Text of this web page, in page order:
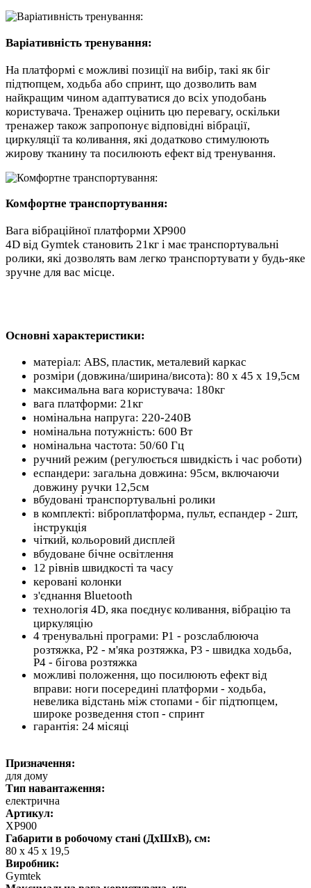
Варіативність тренування:
На платформі є можливі позиції на вибір, такі як біг
підтюпцем, ходьба або спринт, що дозволить вам
найкращим чином адаптуватися до всіх уподобань
користувача. Тренажер оцінить цю перевагу, оскільки
тренажер також запропонує відповідні вібрації,
циркуляції та коливання, які додатково стимулюють
жирову тканину та посилюють ефект від тренування.
Комфортне транспортування:
Вага вібраційної платформи XP900
4D від Gymtek становить 21кг і має транспортувальні
ролики, які дозволять вам легко транспортувати у будь-яке
зручне для вас місце.
Основні характеристики:
матеріал: ABS, пластик, металевий каркас
розміри (довжина/ширина/висота): 80 x 45 x 19,5см
максимальна вага користувача: 180кг
вага платформи: 21кг
номінальна напруга: 220-240В
номінальна потужність: 600 Вт
номінальна частота: 50/60 Гц
ручний режим (регулюється швидкість і час роботи)
еспандери: загальна довжина: 95см, включаючи
довжину ручки 12,5см
вбудовані транспортувальні ролики
в комплекті: віброплатформа, пульт, еспандер - 2шт,
інструкція
чіткий, кольоровий дисплей
вбудоване бічне освітлення
12 рівнів швидкості та часу
керовані колонки
з'єднання Bluetooth
технологія 4D, яка поєднує коливання, вібрацію та
циркуляцію
4 тренувальні програми: P1 - розслаблююча
розтяжка, P2 - м'яка розтяжка, P3 - швидка ходьба,
P4 - бігова розтяжка
можливі положення, що посилюють ефект від
вправи: ноги посередині платформи - ходьба,
невелика відстань між стопами - біг підтюпцем,
широке розведення стоп - спринт
гарантія: 24 місяці
Призначення:
для дому
Тип навантаження:
електрична
Артикул:
ХP900
Габарити в робочому стані (ДхШхВ), см:
80 x 45 x 19,5
Виробник:
Gymtek